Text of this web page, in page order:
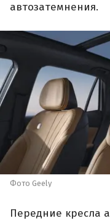
автозатемнения.
Фото Geely
Передние кресла